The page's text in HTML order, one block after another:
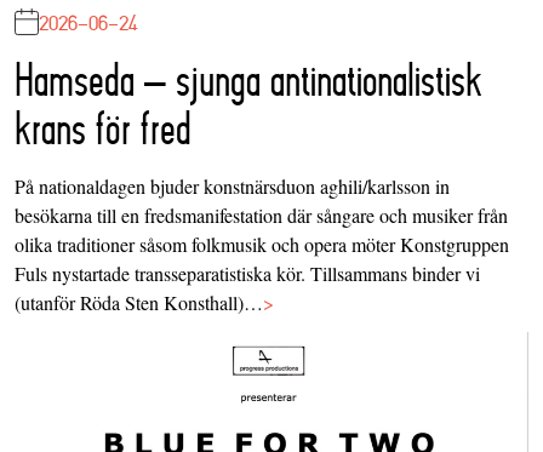
2026-06-24
Hamseda – sjunga antinationalistisk
krans för fred
På nationaldagen bjuder konstnärsduon aghili/karlsson in
besökarna till en fredsmanifestation där sångare och musiker från
olika traditioner såsom folkmusik och opera möter Konstgruppen
Fuls nystartade transseparatistiska kör. Tillsammans binder vi
(utanför Röda Sten Konsthall)…>